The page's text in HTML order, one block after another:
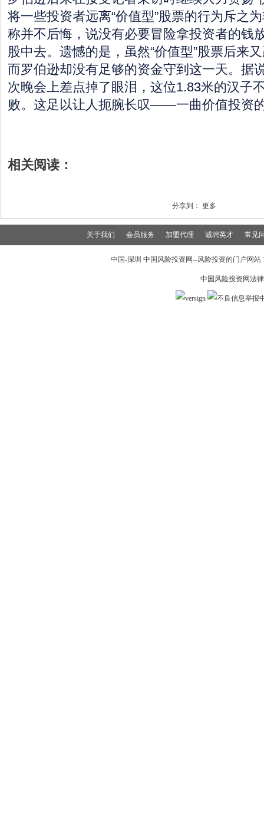
将一些投资者远离“价值型”股票的行为斥之
称并不后悔，说没有必要冒险拿投资者的钱
股中去。遗憾的是，虽然“价值型”股票后来
而罗伯逊却没有足够的资金守到这一天。据
次晚会上差点掉了眼泪，这位1.83米的汉子
败。这足以让人扼腕长叹——一曲价值投资
相关阅读：
分享到： 更多
关于我们 会员服务 加盟代理 诚聘英才 常见
中国-深圳 中国风险投资网--风险投资的门户网
中国风险投资网法